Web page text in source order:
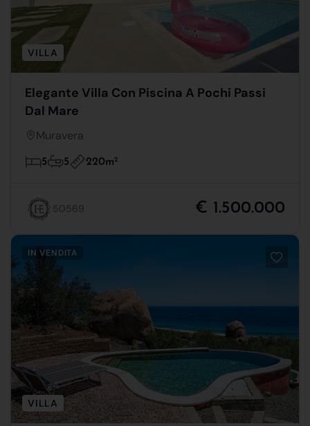
VILLA
Elegante Villa Con Piscina A Pochi Passi
Dal Mare
Muravera
5 5 220m2
50569 € 1.500.000
IN VENDITA
VILLA